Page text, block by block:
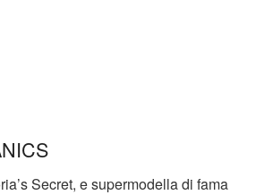
Secret, e supermodella di fama